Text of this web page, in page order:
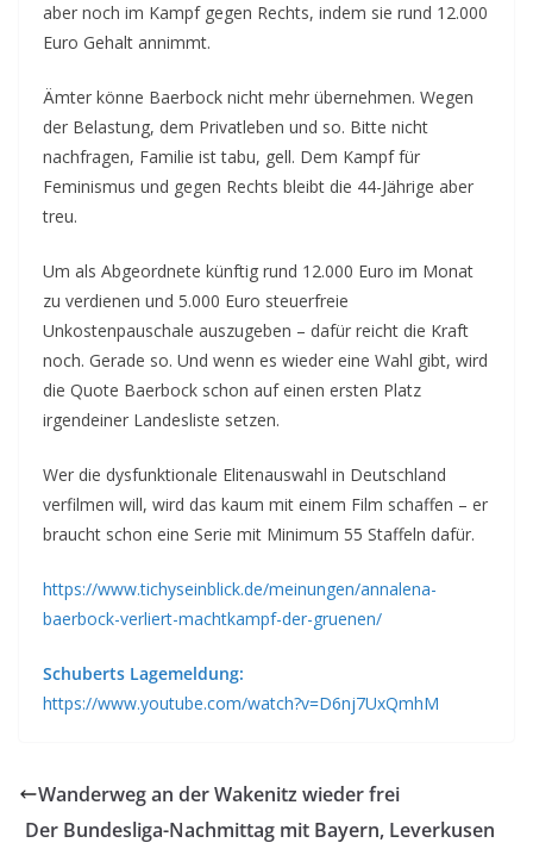
aber noch im Kampf gegen Rechts, indem sie rund 12.000
Euro Gehalt annimmt.
Ämter könne Baerbock nicht mehr übernehmen. Wegen
der Belastung, dem Privatleben und so. Bitte nicht
nachfragen, Familie ist tabu, gell. Dem Kampf für
Feminismus und gegen Rechts bleibt die 44-Jährige aber
treu.
Um als Abgeordnete künftig rund 12.000 Euro im Monat
zu verdienen und 5.000 Euro steuerfreie
Unkostenpauschale auszugeben – dafür reicht die Kraft
noch. Gerade so. Und wenn es wieder eine Wahl gibt, wird
die Quote Baerbock schon auf einen ersten Platz
irgendeiner Landesliste setzen.
Wer die dysfunktionale Elitenauswahl in Deutschland
verfilmen will, wird das kaum mit einem Film schaffen – er
braucht schon eine Serie mit Minimum 55 Staffeln dafür.
https://www.tichyseinblick.de/meinungen/annalena-
baerbock-verliert-machtkampf-der-gruenen/
Schuberts Lagemeldung:
https://www.youtube.com/watch?v=D6nj7UxQmhM
Wanderweg an der Wakenitz wieder frei
Der Bundesliga-Nachmittag mit Bayern, Leverkusen